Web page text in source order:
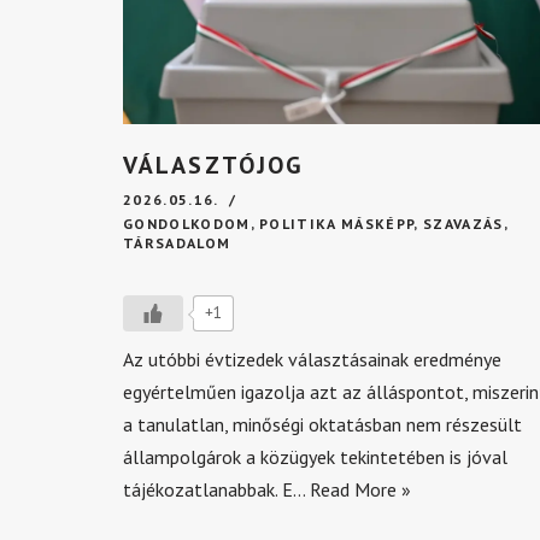
VÁLASZTÓJOG
2026.05.16.
GONDOLKODOM , POLITIKA MÁSKÉPP, SZAVAZÁS ,
TÁRSADALOM
+1
Az utóbbi évtizedek választásainak eredménye
egyértelműen igazolja azt az álláspontot,
a tanulatlan, minőségi oktatásban nem részesült
állampolgárok a közügyek tekintetében is jóval
tájékozatlanabbak. E… Read More »